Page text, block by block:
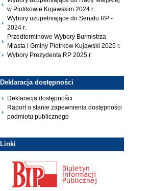
w Piotrkowie Kujawskim 2024 r.
Wybory uzupełniające do Senatu RP -
2024 r.
Przedterminowe Wybory Burmistrza
Miasta i Gminy Piotrków Kujawski 2025 r.
Wybory Prezydenta RP 2025 r.
Deklaracja dostępności
Deklaracja dostępności
Raport o stanie zapewnienia dostępności
podmiotu publicznego
Linki